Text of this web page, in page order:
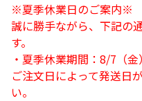
※夏季休業日のご案内※
誠に勝手ながら、下記の
す。
・夏季休業期間：8/7（金
ご注文日によって発送日
い。